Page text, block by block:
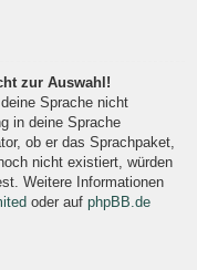
zur Auswahl!
Sprache nicht
in deine Sprache
ob er das Sprachpaket,
nicht existiert, würden
Weitere Informationen
oder auf phpBB.de